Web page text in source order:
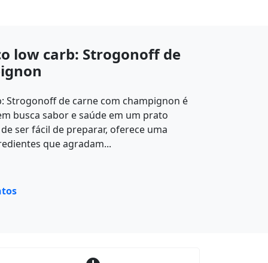
low carb: Strogonoff de
Strogonoff de carne com champignon é
busca sabor e saúde em um prato
ser fácil de preparar, oferece uma
que agradam...